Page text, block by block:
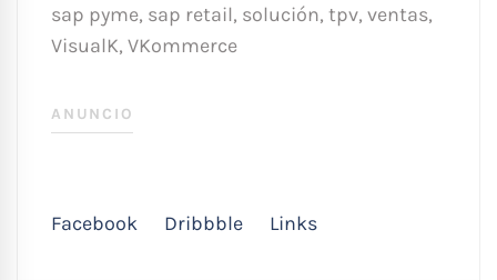
sap pyme, sap retail, solución, tpv, ventas,
VisualK, VKommerce
ANUNCIO
Facebook Dribbble Links